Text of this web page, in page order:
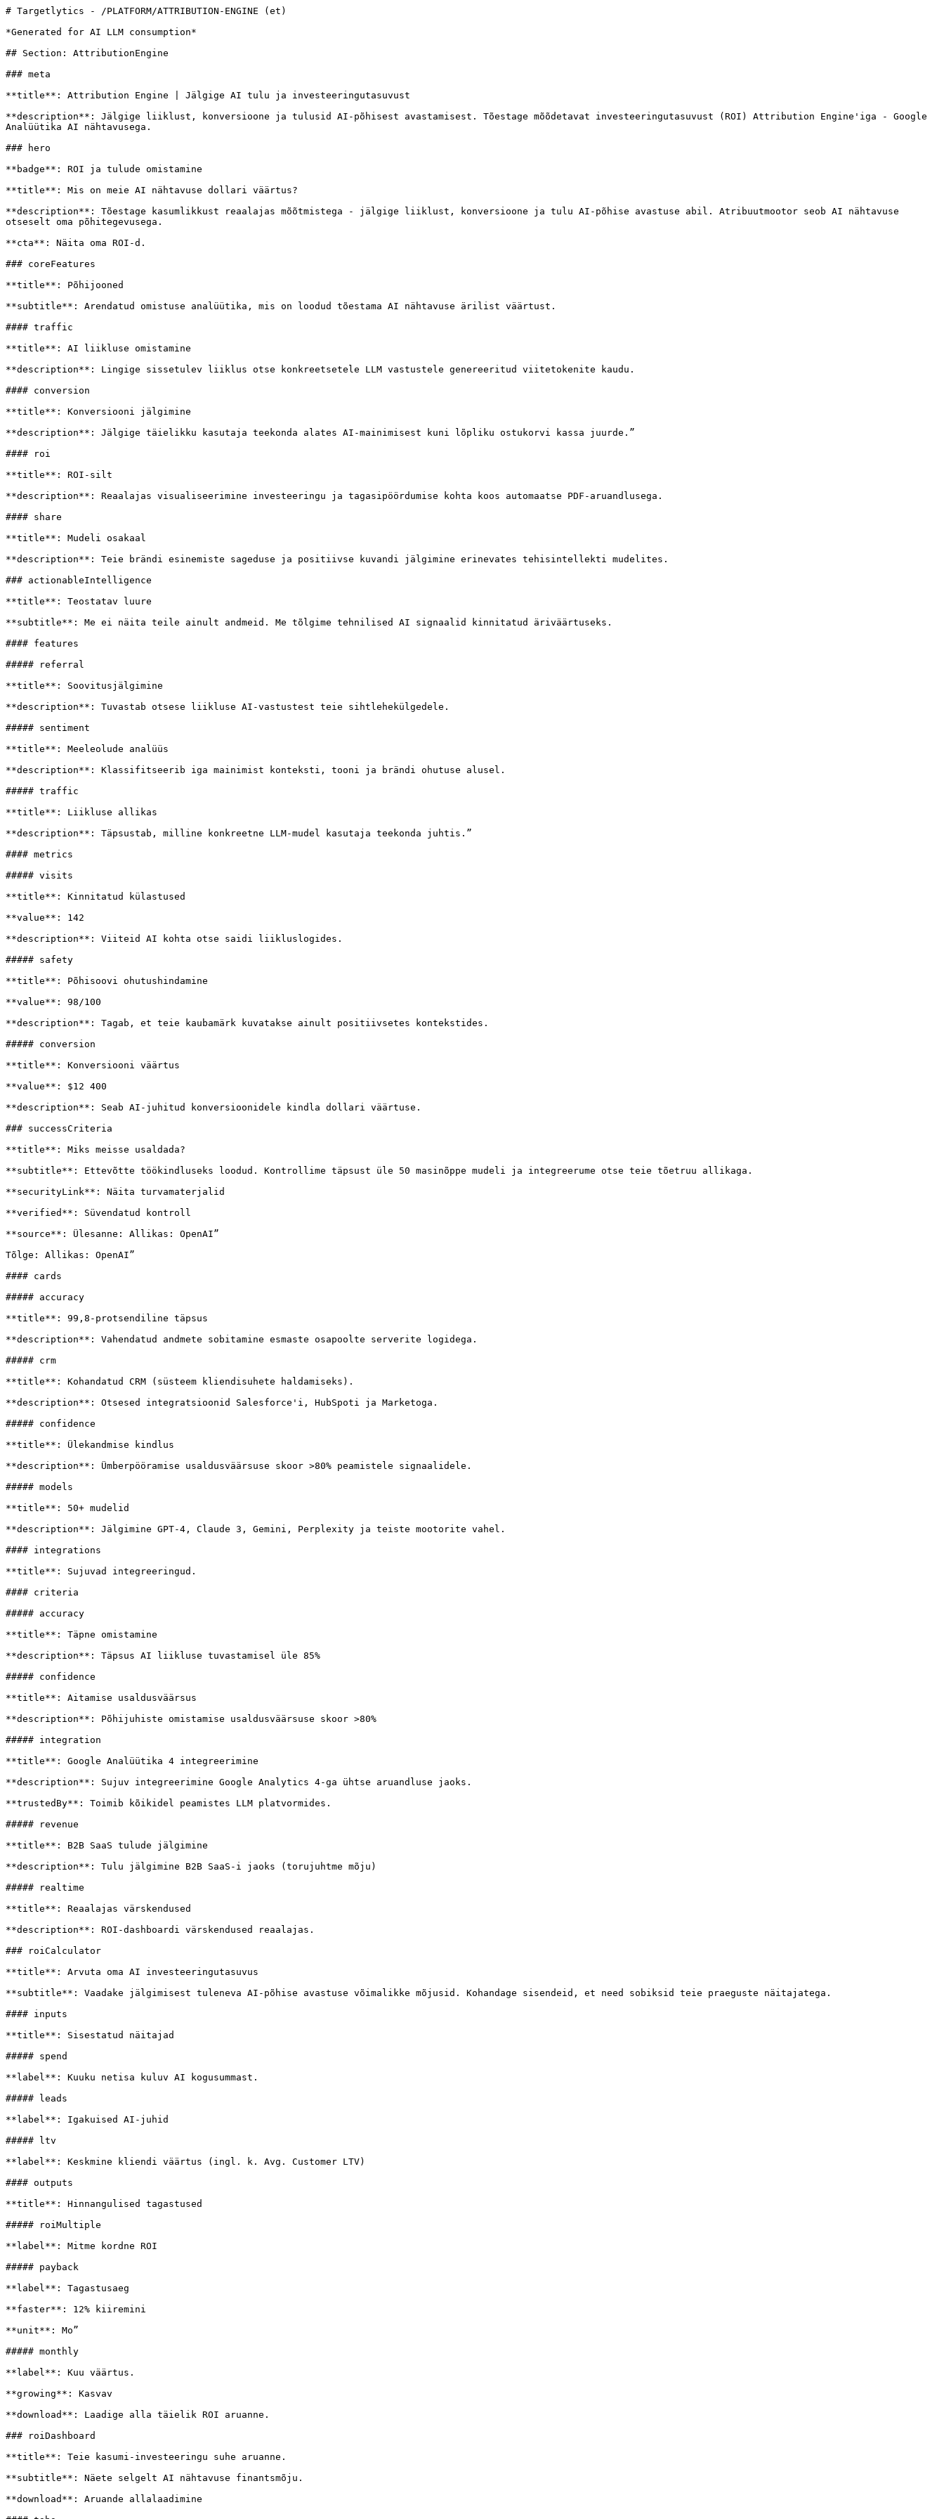
# Targetlytics - /PLATFORM/ATTRIBUTION-ENGINE (et)
*Generated for AI LLM consumption*
## Section: AttributionEngine
### meta
**title**: Attribution Engine | Jälgige AI tulu ja investeeringutasuvust
**description**: Jälgige liiklust, konversioone ja tulusid AI-põhisest avastamisest. Tõestage mõõdetavat investeeringutasuvust (ROI) Attribution Engine'iga - Google
Analüütika AI nähtavusega.
### hero
**badge**: ROI ja tulude omistamine
**title**: Mis on meie AI nähtavuse dollari väärtus?
**description**: Tõestage kasumlikkust reaalajas mõõtmistega - jälgige liiklust, konversioone ja tulu AI-põhise avastuse abil. Atribuutmootor seob AI nähtavuse
otseselt oma põhitegevusega.
**cta**: Näita oma ROI-d.
### coreFeatures
**title**: Põhijooned
**subtitle**: Arendatud omistuse analüütika, mis on loodud tõestama AI nähtavuse ärilist väärtust.
#### traffic
**title**: AI liikluse omistamine
**description**: Lingige sissetulev liiklus otse konkreetsetele LLM vastustele genereeritud viitetokenite kaudu.
#### conversion
**title**: Konversiooni jälgimine
**description**: Jälgige täielikku kasutaja teekonda alates AI-mainimisest kuni lõpliku ostukorvi kassa juurde.”
#### roi
**title**: ROI-silt
**description**: Reaalajas visualiseerimine investeeringu ja tagasipöördumise kohta koos automaatse PDF-aruandlusega.
#### share
**title**: Mudeli osakaal
**description**: Teie brändi esinemiste sageduse ja positiivse kuvandi jälgimine erinevates tehisintellekti mudelites.
### actionableIntelligence
**title**: Teostatav luure
**subtitle**: Me ei näita teile ainult andmeid. Me tõlgime tehnilised AI signaalid kinnitatud äriväärtuseks.
#### features
##### referral
**title**: Soovitusjälgimine
**description**: Tuvastab otsese liikluse AI-vastustest teie sihtlehekülgedele.
##### sentiment
**title**: Meeleolude analüüs
**description**: Klassifitseerib iga mainimist konteksti, tooni ja brändi ohutuse alusel.
##### traffic
**title**: Liikluse allikas
**description**: Täpsustab, milline konkreetne LLM-mudel kasutaja teekonda juhtis.”
#### metrics
##### visits
**title**: Kinnitatud külastused
**value**: 142
**description**: Viiteid AI kohta otse saidi liikluslogides.
##### safety
**title**: Põhisoovi ohutushindamine
**value**: 98/100
**description**: Tagab, et teie kaubamärk kuvatakse ainult positiivsetes kontekstides.
##### conversion
**title**: Konversiooni väärtus
**value**: $12 400
**description**: Seab AI-juhitud konversioonidele kindla dollari väärtuse.
### successCriteria
**title**: Miks meisse usaldada?
**subtitle**: Ettevõtte töökindluseks loodud. Kontrollime täpsust üle 50 masinõppe mudeli ja integreerume otse teie tõetruu allikaga.
**securityLink**: Näita turvamaterjalid
**verified**: Süvendatud kontroll
**source**: Ülesanne: Allikas: OpenAI”
Tõlge: Allikas: OpenAI”
#### cards
##### accuracy
**title**: 99,8-protsendiline täpsus
**description**: Vahendatud andmete sobitamine esmaste osapoolte serverite logidega.
##### crm
**title**: Kohandatud CRM (süsteem kliendisuhete haldamiseks).
**description**: Otsesed integratsioonid Salesforce'i, HubSpoti ja Marketoga.
##### confidence
**title**: Ülekandmise kindlus
**description**: Ümberpööramise usaldusväärsuse skoor >80% peamistele signaalidele.
##### models
**title**: 50+ mudelid
**description**: Jälgimine GPT-4, Claude 3, Gemini, Perplexity ja teiste mootorite vahel.
#### integrations
**title**: Sujuvad integreeringud.
#### criteria
##### accuracy
**title**: Täpne omistamine
**description**: Täpsus AI liikluse tuvastamisel üle 85%
##### confidence
**title**: Aitamise usaldusväärsus
**description**: Põhijuhiste omistamise usaldusväärsuse skoor >80%
##### integration
**title**: Google Analüütika 4 integreerimine
**description**: Sujuv integreerimine Google Analytics 4-ga ühtse aruandluse jaoks.
**trustedBy**: Toimib kõikidel peamistes LLM platvormides.
##### revenue
**title**: B2B SaaS tulude jälgimine
**description**: Tulu jälgimine B2B SaaS-i jaoks (torujuhtme mõju)
##### realtime
**title**: Reaalajas värskendused
**description**: ROI-dashboardi värskendused reaalajas.
### roiCalculator
**title**: Arvuta oma AI investeeringutasuvus
**subtitle**: Vaadake jälgimisest tuleneva AI-põhise avastuse võimalikke mõjusid. Kohandage sisendeid, et need sobiksid teie praeguste näitajatega.
#### inputs
**title**: Sisestatud näitajad
##### spend
**label**: Kuuku netisa kuluv AI kogusummast.
##### leads
**label**: Igakuised AI-juhid
##### ltv
**label**: Keskmine kliendi väärtus (ingl. k. Avg. Customer LTV)
#### outputs
**title**: Hinnangulised tagastused
##### roiMultiple
**label**: Mitme kordne ROI
##### payback
**label**: Tagastusaeg
**faster**: 12% kiiremini
**unit**: Mo”
##### monthly
**label**: Kuu väärtus.
**growing**: Kasvav
**download**: Laadige alla täielik ROI aruanne.
### roiDashboard
**title**: Teie kasumi-investeeringu suhe aruanne.
**subtitle**: Näete selgelt AI nähtavuse finantsmõju.
**download**: Aruande allalaadimine